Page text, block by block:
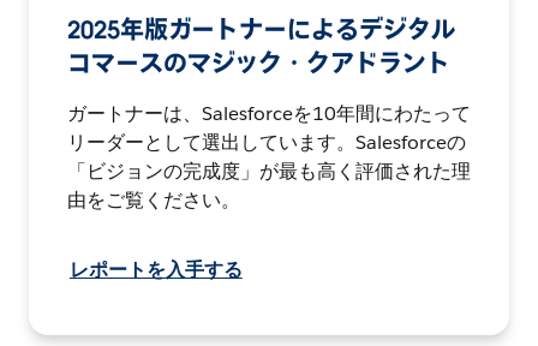
2025年版ガートナーによるデジタル
コマースのマジック・クアドラント
ガートナーは、Salesforceを10年間にわたって
リーダーとして選出しています。Salesforceの
「ビジョンの完成度」が最も高く評価された理
由をご覧ください。
レポートを入手する